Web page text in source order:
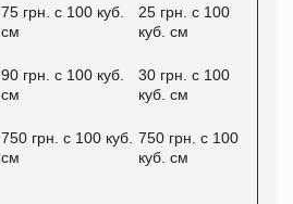
75 грн. с 100 куб.
см
25 грн. с 100
куб. см
90 грн. с 100 куб.
см
30 грн. с 100
куб. см
750 грн. с 100 куб.
см
750 грн. с 100
куб. см